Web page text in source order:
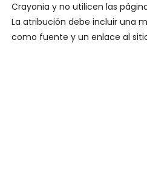
Crayonia y no utilicen las
La atribución debe incluir una
como fuente y un enlace al